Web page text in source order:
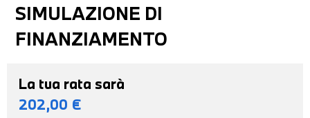
SIMULAZIONE DI
FINANZIAMENTO
La tua rata sarà
202,00 €